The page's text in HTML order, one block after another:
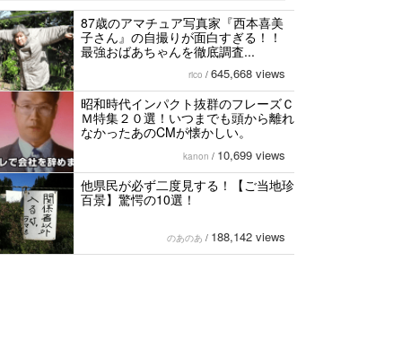
87歳のアマチュア写真家『西本喜美
子さん』の自撮りが面白すぎる！！
最強おばあちゃんを徹底調査...
rico / 645,668 views
昭和時代インパクト抜群のフレーズＣ
Ｍ特集２０選！いつまでも頭から離れ
なかったあのCMが懐かしい。
kanon / 10,699 views
他県民が必ず二度見する！【ご当地珍
百景】驚愕の10選！
のあのあ / 188,142 views